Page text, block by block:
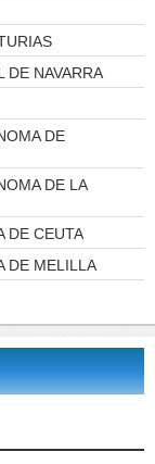
DE NAVARRA
DE
DE LA
DE CEUTA
DE MELILLA